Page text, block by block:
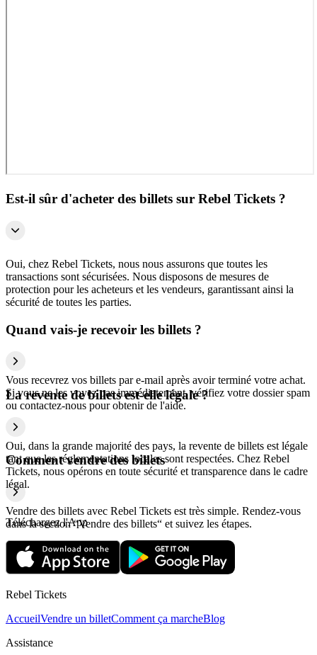
Est-il sûr d'acheter des billets sur Rebel Tickets ?
Oui, chez Rebel Tickets, nous nous assurons que toutes les
transactions sont sécurisées. Nous disposons de mesures de
protection pour les acheteurs et les vendeurs, garantissant ainsi la
sécurité de toutes les parties.
Quand vais-je recevoir les billets ?
Vous recevrez vos billets par e-mail après avoir terminé votre achat.
Si vous ne les voyez pas immédiatement, vérifiez votre dossier spam
ou contactez-nous pour obtenir de l'aide.
La revente de billets est-elle légale ?
Oui, dans la grande majorité des pays, la revente de billets est légale
tant que les réglementations locales sont respectées. Chez Rebel
Tickets, nous opérons en toute sécurité et transparence dans le cadre
légal.
Comment vendre des billets
Vendre des billets avec Rebel Tickets est très simple. Rendez-vous
dans la section “Vendre des billets“ et suivez les étapes.
Téléchargez l'App
Rebel Tickets
AccueilVendre un billetComment ça marcheBlog
Assistance